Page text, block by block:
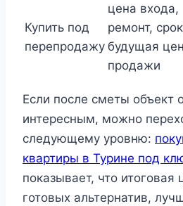
Купить под
перепродажу
цена входа,
ремонт,
будущая
продажи
Если после сметы объект
интересным, можно
следующему уровню:
квартиры в Турине под
показывает, что
готовых альтернатив,